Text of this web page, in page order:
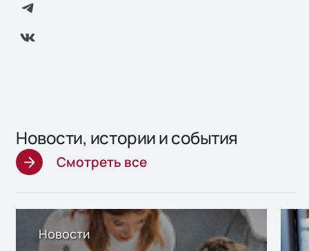
Новости, истории и события
Смотреть все
Новости